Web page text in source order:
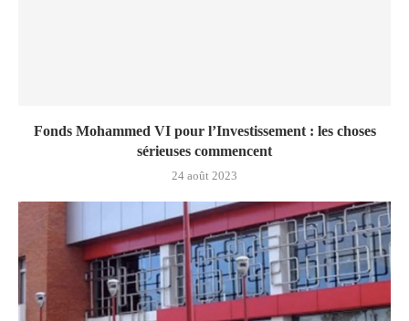
Fonds Mohammed VI pour l’Investissement : les choses
sérieuses commencent
24 août 2023